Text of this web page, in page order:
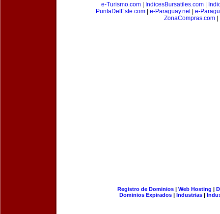
e-Turismo.com| IndicesBursatiles.com|
PuntaDelEste.com| e-Paraguay.net| e-
ZonaCompras.com
Registro de Dominios| Web Hosting |
Dominios Expirados | Industrias |